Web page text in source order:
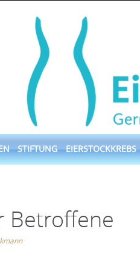
STIFTUNG EIERSTOCKKREBS
Betroffene